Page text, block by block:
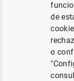
Central
de
o